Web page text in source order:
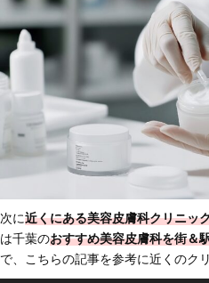
次に近くにある美容皮膚科クリニッ
は千葉のおすすめ美容皮膚科を街＆
で、こちらの記事を参考に近くのク